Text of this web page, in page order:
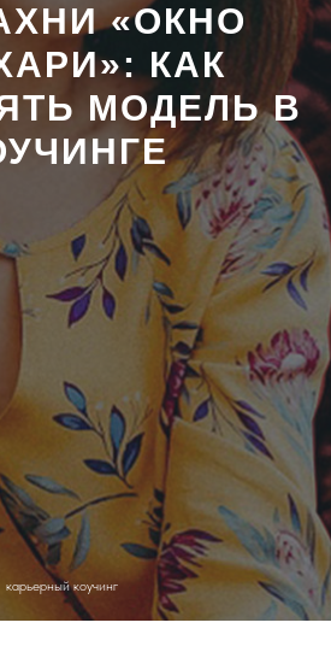
«ОКНО
КАК
МОДЕЛЬ В
карьерный коучинг